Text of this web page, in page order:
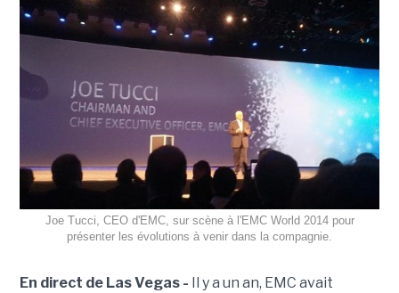
Joe Tucci, CEO d'EMC, sur scène à l'EMC World 2014 pour
présenter les évolutions à venir dans la compagnie.
En direct de Las Vegas - Il y a un an, EMC avait